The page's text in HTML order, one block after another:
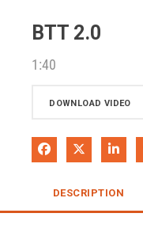
BTT 2.0
1:40
DOWNLOAD VIDEO
Share onShare on X
DESCRIPTION